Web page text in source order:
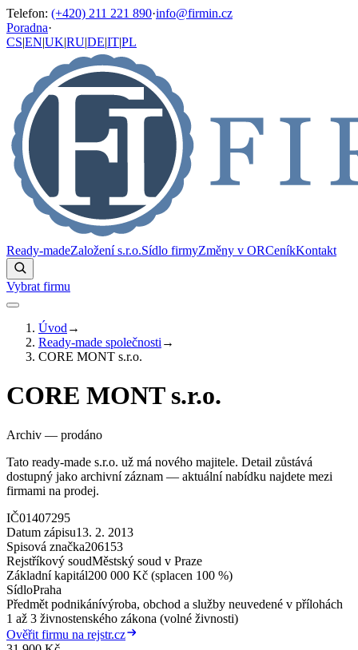
Telefon: (+420) 211 221 890·info@firmin.cz
Poradna·
CS|EN|UK|RU|DE|IT|PL
Ready-madeZaložení s.r.o.Sídlo firmyZměny v ORCeníkKontakt
Vybrat firmu
Úvod →
Ready-made společnosti →
CORE MONT s.r.o.
CORE MONT s.r.o.
Archiv — prodáno
Tato ready-made s.r.o. už má nového majitele. Detail zůstává
dostupný jako archivní záznam — aktuální nabídku najdete mezi
firmami na prodej.
IČ01407295
Datum zápisu13. 2. 2013
Spisová značka206153
Rejstříkový soudMěstský soud v Praze
Základní kapitál200 000 Kč (splacen 100 %)
SídloPraha
Předmět podnikánívýroba, obchod a služby neuvedené v přílohách
1 až 3 živnostenského zákona (volné živnosti)
Ověřit firmu na rejstr.cz